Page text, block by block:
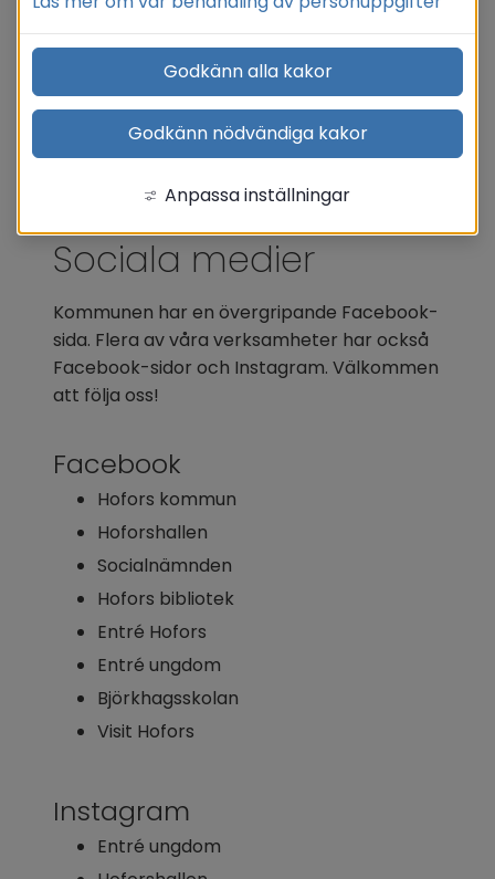
Sociala medier
Kommunen har en övergripande Facebook-
sida. Flera av våra verksamheter har också
Facebook-sidor och Instagram. Välkommen
att följa oss!
Facebook
Hofors kommun
Hoforshallen
Socialnämnden
Hofors bibliotek
Entré Hofors
Entré ungdom
Björkhagsskolan
Visit Hofors
Instagram
Entré ungdom
Godkänn alla kakor
Godkänn nödvändiga kakor
Anpassa inställningar